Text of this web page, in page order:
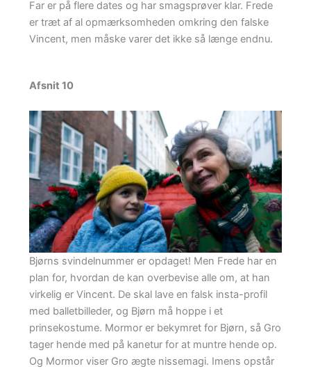
Far er på flere dates og har smagsprøver klar. Frede
er træt af al opmærksomheden omkring den falske
Vincent, men måske varer det ikke så længe endnu.
Afsnit 10
Bjørns svindelnummer er opdaget! Men Frede har en
plan for, hvordan de kan overbevise alle om, at han
virkelig er Vincent. De skal lave en falsk insta-profil
med balletbilleder, og Bjørn må hoppe i et
prinsekostume. Mormor er bekymret for Bjørn, så Gro
tager hende med på kanetur for at muntre hende op.
Og Mormor viser Gro ægte nissemagi. Imens opstår